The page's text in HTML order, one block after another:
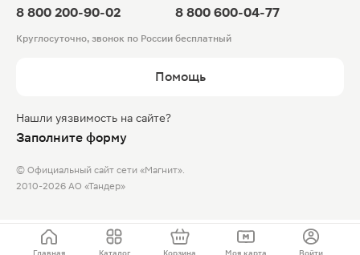
8 800 200-90-02 8 800 600-04-77
Круглосуточно, звонок по России бесплатный
Помощь
Нашли уязвимость на сайте?
Заполните форму
© Официальный сайт сети «Магнит».
2010-2026 АО «Тандер»
Главная Каталог Корзина Моя карта Войти